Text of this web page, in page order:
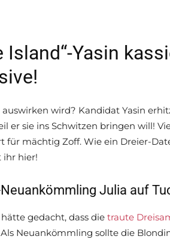
Island“-Yasin
wird? Kandidat Yasin
er sie ins Schwitzen bringen will!
für mächtig Zoff. Wie ein Dreier-
ihr hier!
Julia auf
gedacht, dass die traute
Neuankömmling sollte die